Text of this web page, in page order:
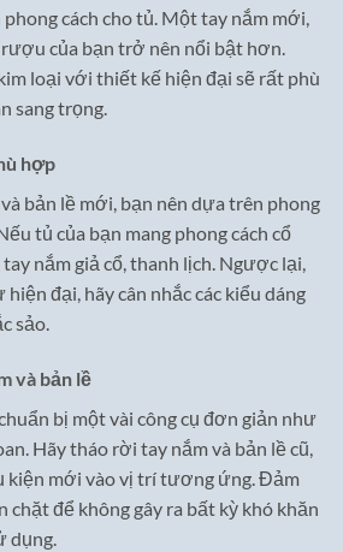
cách cho tủ. Một tay nắm mới,
của bạn trở nên nổi bật hơn.
loại với thiết kế hiện đại sẽ rất phù
sang trọng.
hợp
bản lề mới, bạn nên dựa trên phong
tủ của bạn mang phong cách cổ
nắm giả cổ, thanh lịch. Ngược lại,
đại, hãy cân nhắc các kiểu dáng
sảo.
và bản lề
bị một vài công cụ đơn giản như
Hãy tháo rời tay nắm và bản lề cũ,
kiện mới vào vị trí tương ứng. Đảm
để không gây ra bất kỳ khó khăn
dụng.